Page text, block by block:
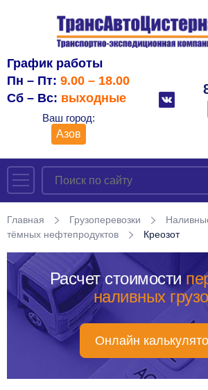
График работы
Пн – Пт: 9.00 – 18.00
Сб – Вс: выходные
Ваш город:
Азов
Главная Грузоперевозки
тёмных нефтепродуктов
Креозот
Расчет стоимости
наливных
Онлайн